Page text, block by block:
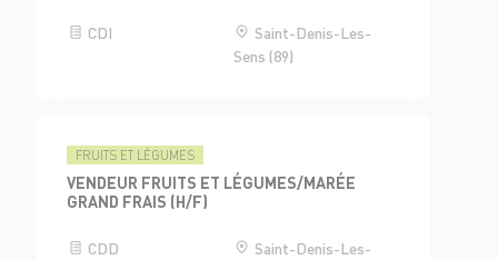
CDI
Saint-Denis-Les-
Sens (89)
FRUITS ET LÉGUMES
VENDEUR FRUITS ET LÉGUMES/MARÉE
GRAND FRAIS (H/F)
CDD Saint-Denis-Les-